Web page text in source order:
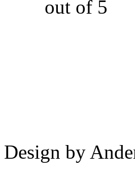
Design by